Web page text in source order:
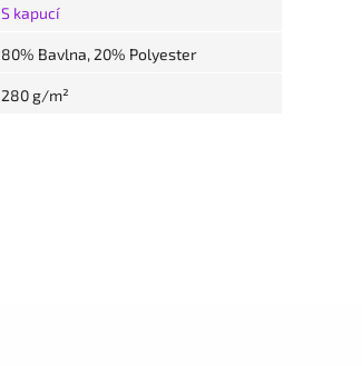
S kapucí
80% Bavlna, 20% Polyester
280 g/m²